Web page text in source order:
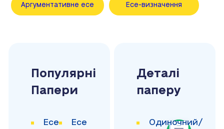
Аргументативне есе Есе-визначення
Популярні
Папери
Есе
Есе
Деталі
паперу
Одиночний/